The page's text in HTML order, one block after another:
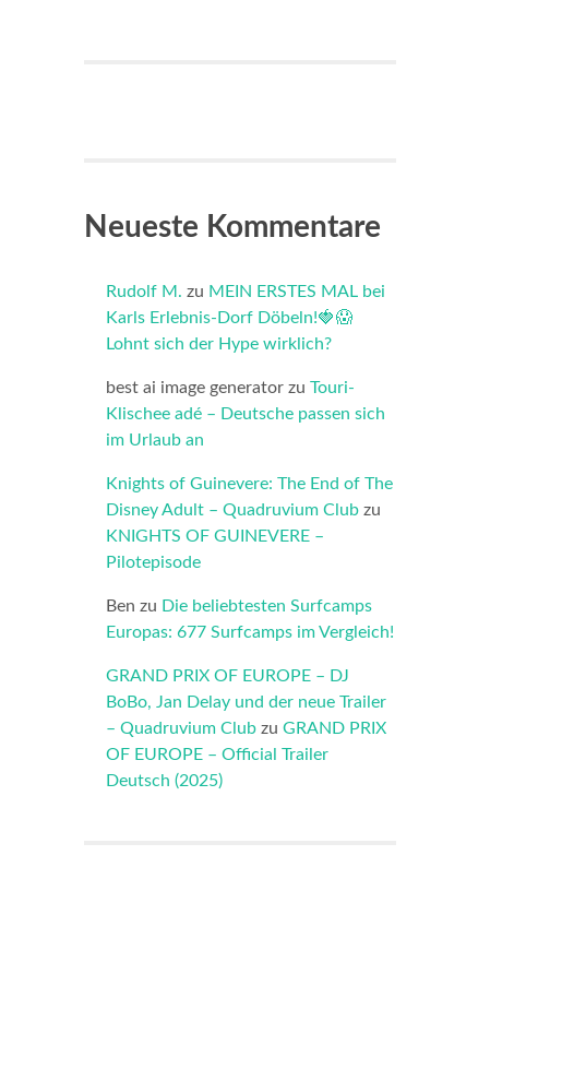
Neueste Kommentare
Rudolf M. zu MEIN ERSTES MAL bei
Karls Erlebnis-Dorf Döbeln!🍓😱
Lohnt sich der Hype wirklich?
best ai image generator zu Touri-
Klischee adé – Deutsche passen sich
im Urlaub an
Knights of Guinevere: The End of The
Disney Adult – Quadruvium Club zu
KNIGHTS OF GUINEVERE –
Pilotepisode
Ben zu Die beliebtesten Surfcamps
Europas: 677 Surfcamps im Vergleich!
GRAND PRIX OF EUROPE – DJ
BoBo, Jan Delay und der neue Trailer
– Quadruvium Club zu GRAND PRIX
OF EUROPE – Official Trailer
Deutsch (2025)